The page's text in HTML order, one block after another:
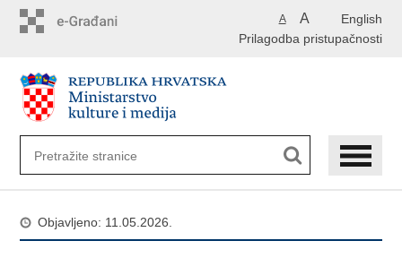
English
A A
Prilagodba pristupačnosti
Objavljeno: 11.05.2026.